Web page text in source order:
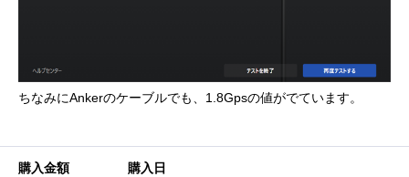
ちなみにAnkerのケーブルでも、1.8Gpsの値がでています。
購入金額
購入日